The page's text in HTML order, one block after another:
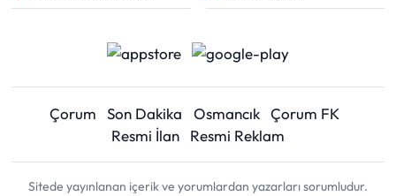
Çorum Son Dakika Osmancık Çorum FK
Resmi İlan
Resmi Reklam
Sitede yayınlanan içerik ve yorumlardan yazarları sorumludur.